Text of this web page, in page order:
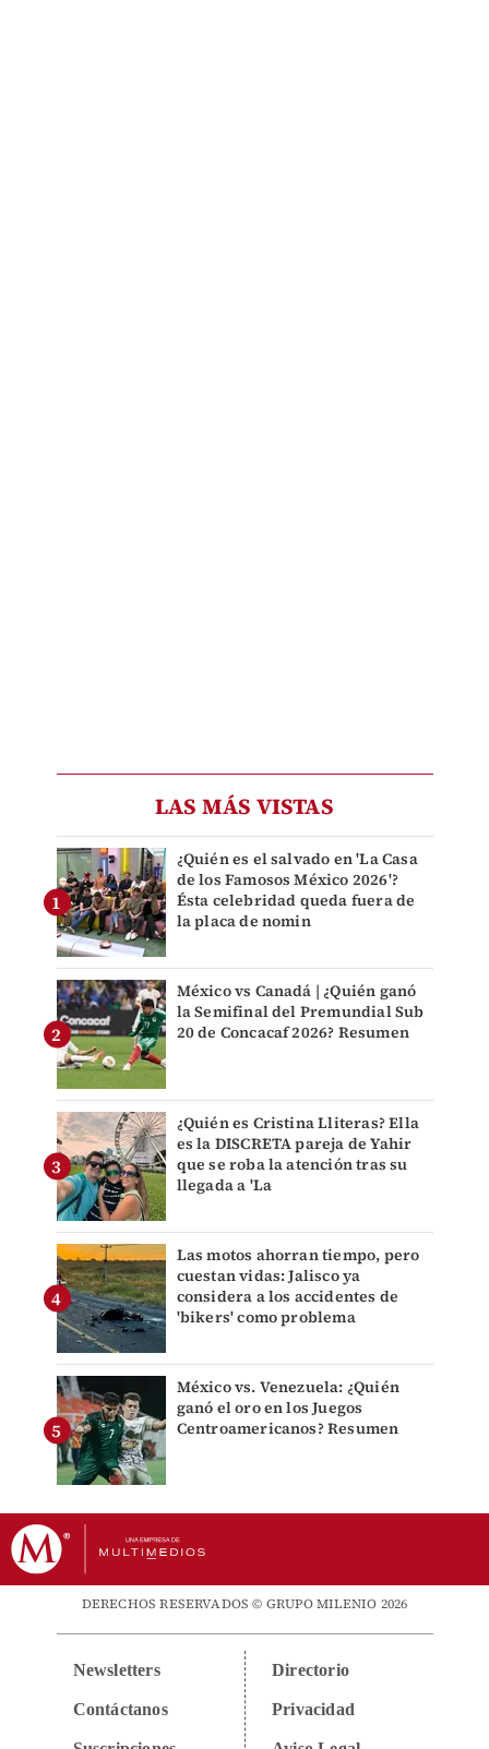
LAS MÁS VISTAS
¿Quién es el salvado en 'La Casa
de los Famosos México 2026'?
Ésta celebridad queda fuera de
la placa de nomin
México vs Canadá | ¿Quién ganó
la Semifinal del Premundial Sub
20 de Concacaf 2026? Resumen
¿Quién es Cristina Lliteras? Ella
es la DISCRETA pareja de Yahir
que se roba la atención tras su
llegada a 'La
Las motos ahorran tiempo, pero
cuestan vidas: Jalisco ya
considera a los accidentes de
'bikers' como problema
México vs. Venezuela: ¿Quién
ganó el oro en los Juegos
Centroamericanos? Resumen
DERECHOS RESERVADOS © GRUPO MILENIO 2026
Newsletters
Contáctanos
Directorio
Privacidad